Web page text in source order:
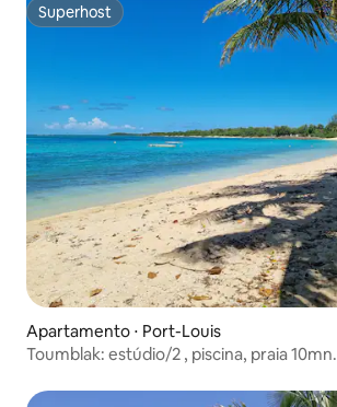
Superhost
Superhost
Apartamento ⋅ Port-Louis
Toumblak: estúdio/2 , piscina, praia 10mn.